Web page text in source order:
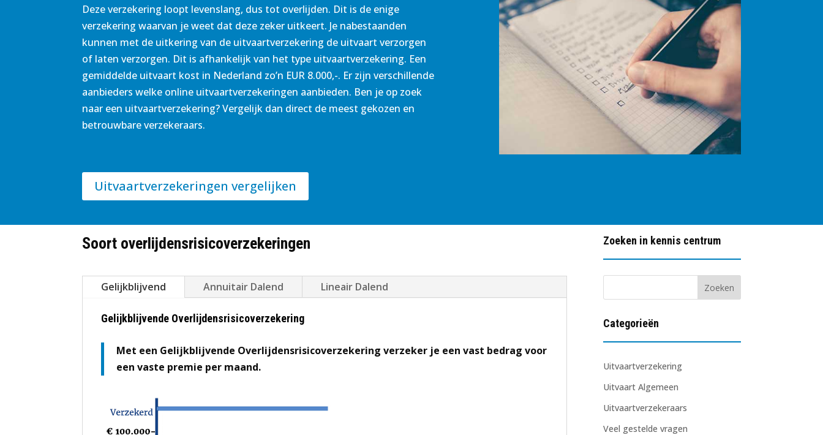
Deze verzekering loopt levenslang, dus tot overlijden. Dit is de enige
verzekering waarvan je weet dat deze zeker uitkeert. Je nabestaanden
kunnen met de uitkering van de uitvaartverzekering de uitvaart verzorgen
of laten verzorgen. Dit is afhankelijk van het type uitvaartverzekering. Een
gemiddelde uitvaart kost in Nederland zo’n EUR 8.000,-. Er zijn verschillende
aanbieders welke online uitvaartverzekeringen aanbieden. Ben je op zoek
naar een uitvaartverzekering? Vergelijk dan direct de meest gekozen en
betrouwbare verzekeraars.
Uitvaartverzekeringen vergelijken
Soort overlijdensrisicoverzekeringen
Gelijkblijvend Annuitair Dalend Lineair Dalend
Gelijkblijvende Overlijdensrisicoverzekering
Met een Gelijkblijvende Overlijdensrisicoverzekering verzeker je een vast bedrag voor
een vaste premie per maand.
Zoeken in kennis centrum
Categorieën
Uitvaartverzekering
Uitvaart Algemeen
Uitvaartverzekeraars
Veel gestelde vragen